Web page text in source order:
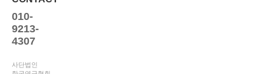
010-
9213-
4307
사단법인